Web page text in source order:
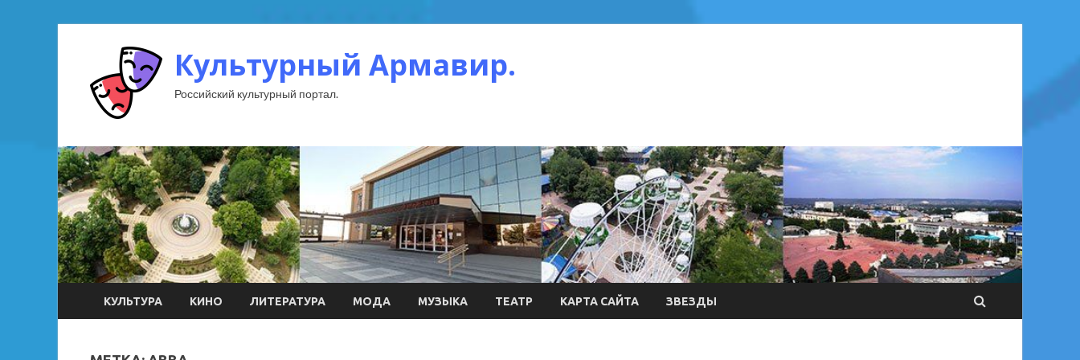
Культурный Армавир.
Российский культурный портал.
КУЛЬТУРА КИНО ЛИТЕРАТУРА МОДА МУЗЫКА ТЕАТР КАРТА САЙТА ЗВЕЗДЫ